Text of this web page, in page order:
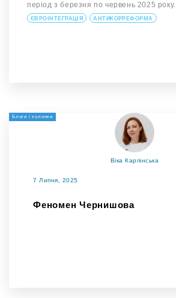
період з березня по червень 2025 року.
ЄВРОІНТЕГРАЦІЯ АНТИКОРРЕФОРМА
Блоги і колонки
Віка Карпінська
7 Липня, 2025
Феномен Чернишова